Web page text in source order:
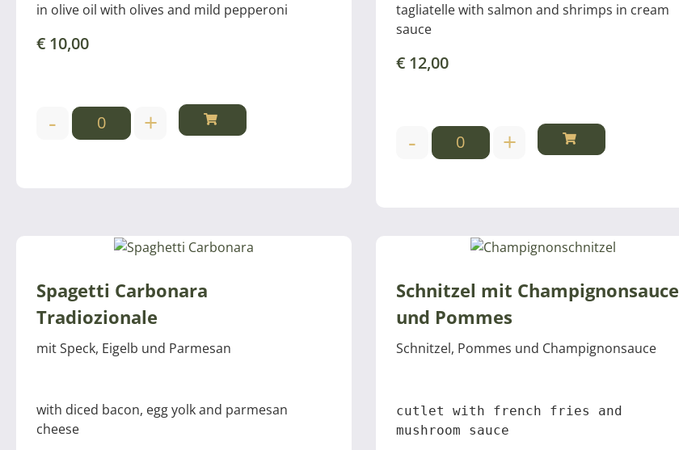
in olive oil with olives and mild pepperoni
€ 10,00
- +
tagliatelle with salmon and shrimps in cream
sauce
€12,00
- +
Spagetti Carbonara
Tradiozionale
mit Speck, Eigelb und Parmesan
with diced bacon, egg yolk and parmesan
cheese
Schnitzel mit Champignonsauce
und Pommes
Schnitzel, Pommes und Champignonsauce
cutlet with french fries and
mushroom sauce